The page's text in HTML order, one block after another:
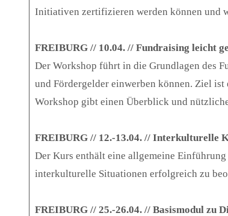
Initiativen zertifizieren werden können und
FREIBURG // 10.04. // Fundraising leicht
Der Workshop führt in die Grundlagen des
und Fördergelder einwerben können. Ziel
Workshop gibt einen Überblick und
FREIBURG // 12.-13.04. // Interkulturelle
Der Kurs enthält eine allgemeine
interkulturelle Situationen erfolgreich zu
FREIBURG // 25.-26.04. // Basismodul zu